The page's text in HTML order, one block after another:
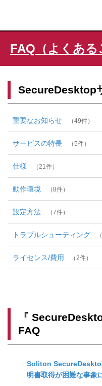
FAQ（よくある
SecureDesktop
重要なお知らせ 49
サービスの特長 5
仕様 21
動作環境 8
設定方法 7
トラブルシューティング
ライセンス/費用 2
『
FAQ
Soliton
明書取得が困難な事象